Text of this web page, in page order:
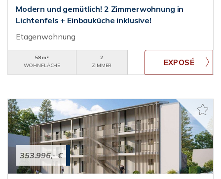
Modern und gemütlich! 2 Zimmerwohnung in
Lichtenfels + Einbauküche inklusive!
Etagenwohnung
58 m²
WOHNFLÄCHE
2
ZIMMER
353.996,- €